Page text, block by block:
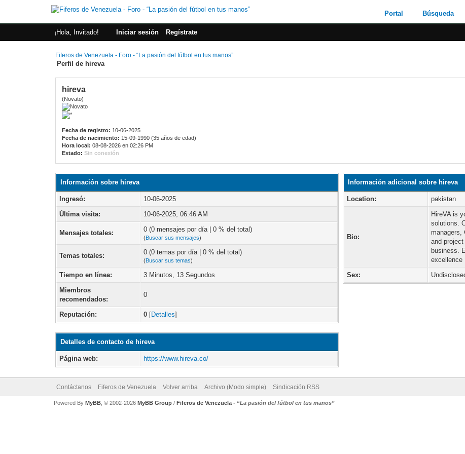
Portal Búsqueda
¡Hola, Invitado! Iniciar sesión Regístrate
Fiferos de Venezuela - Foro - “La pasión del fútbol en tus manos”
Perfil de hireva
hireva
(Novato)
Fecha de registro: 10-06-2025
Fecha de nacimiento: 15-09-1990 (35 años de edad)
Hora local: 08-08-2026 en 02:26 PM
Estado: Sin conexión
Información sobre hireva
Ingresó:
10-06-2025
Última visita:
10-06-2025, 06:46 AM
Mensajes totales: 0 (0 mensajes por día | 0 % del total)
(Buscar sus mensajes)
Temas totales: 0 (0 temas por día | 0 % del total)
(Buscar sus temas)
Tiempo en línea:
3 Minutos, 13 Segundos
Miembros
recomendados:
0
Reputación: 0 [Detalles]
Detalles de contacto de hireva
Página web: https://www.hireva.co/
Información adicional sobre hireva
Location: pakistan
Bio:
HireVA is
solutions.
managers,
and
business.
excellence
Sex:
Contáctanos Fiferos de Venezuela Volver arriba Archivo (Modo simple) Sindicación RSS
Powered By MyBB, © 2002-2026 MyBB Group/ Fiferos de Venezuela- “La pasión del fútbol en tus manos”